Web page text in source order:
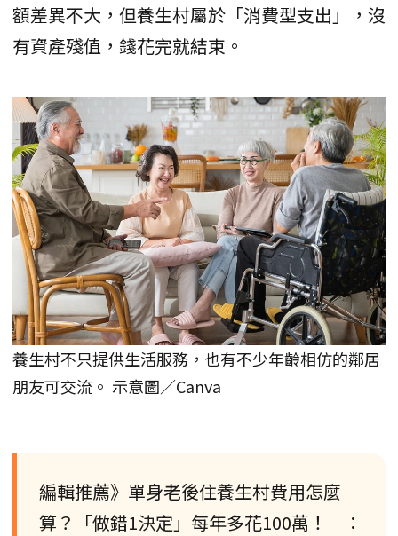
額差異不大，但養生村屬於「消費型支出」，沒
有資產殘值，錢花完就結束。
養生村不只提供生活服務，也有不少年齡相仿的鄰居
朋友可交流。 示意圖／Canva
編輯推薦》單身老後住養生村費用怎麼
算？「做錯1決定」每年多花100萬！ ：